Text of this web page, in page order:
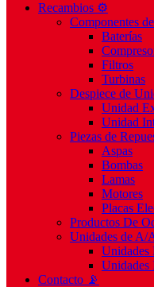
Recambios ⚙️
Componentes
Baterías
Filtros
Turbinas
Despiece de
Unidad
Unidad
Piezas de
Aspas
Bombas
Lamas
Motores
Placas
Productos De
Unidades de A/
Unidades
Unidades
Contacto 📡